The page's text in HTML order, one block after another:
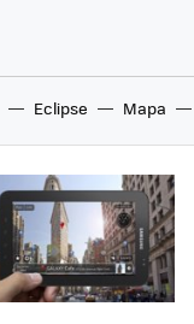
Eclipse Mapa